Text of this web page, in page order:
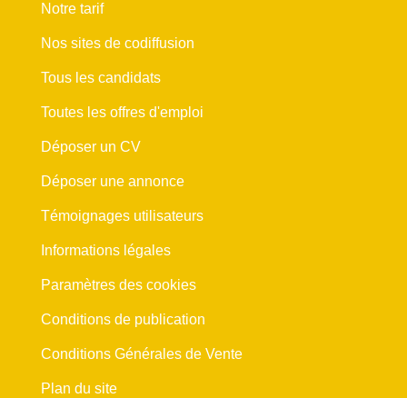
Notre tarif
Nos sites de codiffusion
Tous les candidats
Toutes les offres d'emploi
Déposer un CV
Déposer une annonce
Témoignages utilisateurs
Informations légales
Paramètres des cookies
Conditions de publication
Conditions Générales de Vente
Plan du site